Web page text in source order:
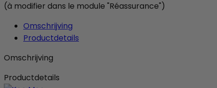
(à modifier dans le module "Réassurance")
Omschrijving
Productdetails
Omschrijving
Productdetails